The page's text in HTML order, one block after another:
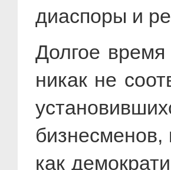
диаспоры и
Долгое
никак не
как